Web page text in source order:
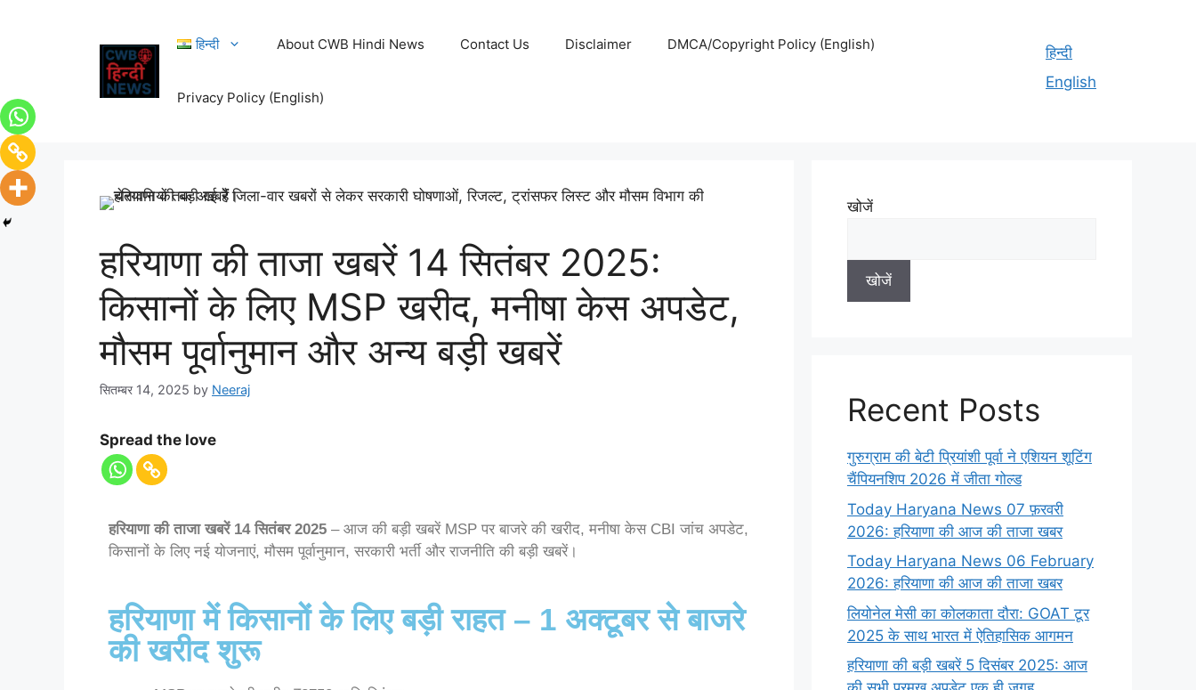
हिन्दी About CWB Hindi News Contact Us Disclaimer DMCA/Copyright Policy (English)
Privacy Policy (English)
हिन्दी
English
हरियाणा की ताजा खबरें 14 सितंबर 2025:
किसानों के लिए MSP खरीद, मनीषा केस अपडेट,
मौसम पूर्वानुमान और अन्य बड़ी खबरें
सितम्बर 14, 2025 by Neeraj
Spread the love
हरियाणा की ताजा खबरें 14 सितंबर 2025 – आज की बड़ी खबरें MSP पर बाजरे की खरीद, मनीषा केस CBI जांच अपडेट,
किसानों के लिए नई योजनाएं, मौसम पूर्वानुमान, सरकारी भर्ती और राजनीति की बड़ी खबरें।
हरियाणा में किसानों के लिए बड़ी राहत – 1 अक्टूबर से बाजरे
की खरीद शुरू
खोजें
खोजें
Recent Posts
गुरुग्राम की बेटी प्रियांशी पूर्वा ने एशियन शूटिंग
चैंपियनशिप 2026 में जीता गोल्ड
Today Haryana News 07 फ़रवरी
2026: हरियाणा की आज की ताजा खबर
Today Haryana News 06 February
2026: हरियाणा की आज की ताजा खबर
लियोनेल मेसी का कोलकाता दौरा: GOAT टूर
2025 के साथ भारत में ऐतिहासिक आगमन
हरियाणा की बड़ी खबरें 5 दिसंबर 2025: आज